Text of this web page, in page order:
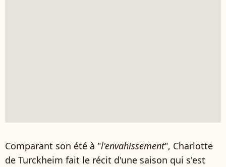
Comparant son été à "l'envahissement", Charlotte
de Turckheim fait le récit d'une saison qui s'est